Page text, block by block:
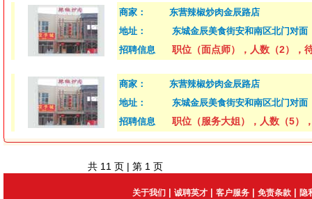
商家：
东营辣椒炒肉金辰路店
地址：
东城金辰美食街安和南区北门对面
招聘信息
职位（面点师），人数（2），
商家：
东营辣椒炒肉金辰路店
地址：
东城金辰美食街安和南区北门对面
招聘信息
职位（服务大姐），人数（5）
共 11 页 | 第 1 页
关于我们 诚聘英才 客户服务 免责条款 隐